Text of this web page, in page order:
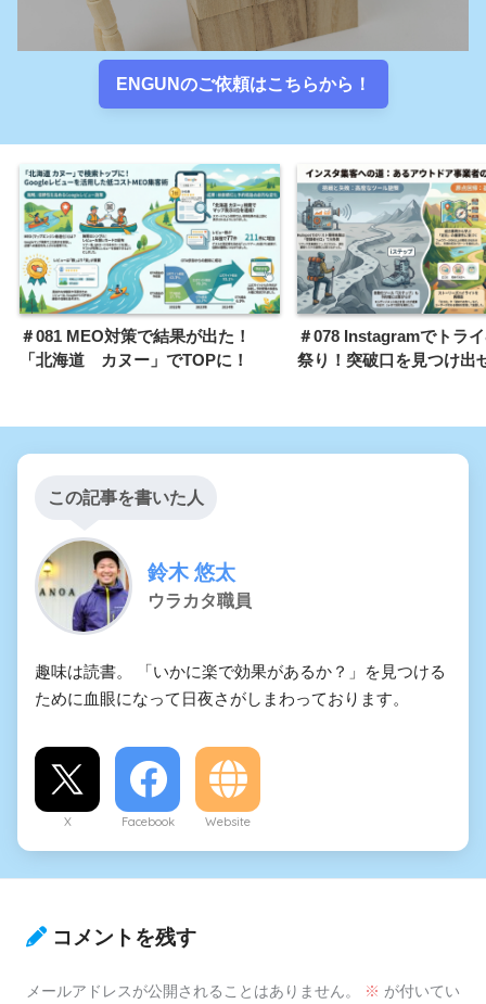
ENGUNのご依頼はこちらから！
＃081 MEO対策で結果が出た！
「北海道 カヌー」でTOPに！
＃078 Instagramでトラ
祭り！突破口を見つけ出
この記事を書いた人
鈴木 悠太
ウラカタ職員
趣味は読書。 「いかに楽で効果があるか？」を見つける
ために血眼になって日夜さがしまわっております。
X Facebook Website
コメントを残す
メールアドレスが公開されることはありません。 ※ が付いてい